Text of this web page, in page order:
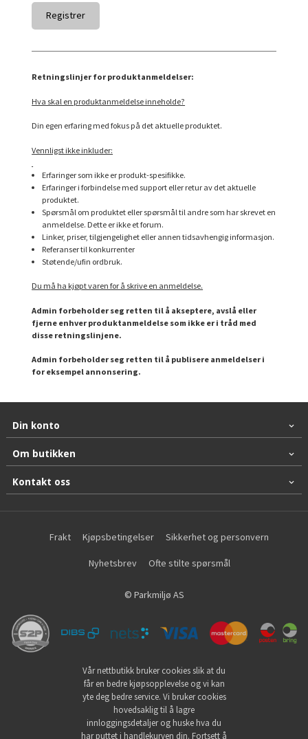
Retningslinjer for produktanmeldelser:
Hva skal en produktanmeldelse inneholde?
Din egen erfaring med fokus på det aktuelle produktet.
Vennligst ikke inkluder:
Erfaringer som ikke er produkt-spesifikke.
Erfaringer i forbindelse med support eller retur av det aktuelle
produktet.
Spørsmål om produktet eller spørsmål til andre som har skrevet en
anmeldelse. Dette er ikke et forum.
Linker, priser, tilgjengelighet eller annen tidsavhengig informasjon.
Referanser til konkurrenter
Støtende/ufin ordbruk.
Du må ha kjøpt varen for å skrive en anmeldelse.
Admin forbeholder seg retten til å akseptere, avslå eller
fjerne enhver produktanmeldelse som ikke er i tråd med
disse retningslinjene.
Admin forbeholder seg retten til å publisere anmeldelser i
for eksempel annonsering.
Din konto
Om butikken
Kontakt oss
Frakt Kjøpsbetingelser Sikkerhet og personvern
Nyhetsbrev Ofte stilte spørsmål
© Parkmiljø AS
Vår nettbutikk bruker cookies slik at du
får en bedre kjøpsopplevelse og vi kan
yte deg bedre service. Vi bruker cookies
hovedsaklig til å lagre
innloggingsdetaljer og huske hva du
har puttet i handlekurven din. Fortsett å